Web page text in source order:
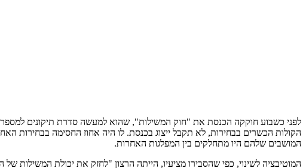
המושבים שלהם היו מתחלקים בין המפלגות האחרות.
המוטיבציה לשינוי, כפי שהסבירו מציעיו, הייתה הרצון "לחזק את יכולת המשילות של